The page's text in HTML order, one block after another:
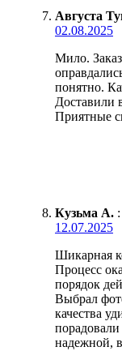
Августа
02.08.2025
Мило.
понятно.
Доставили
Приятные
Кузьма А. :
12.07.2025
Шикарная
Процесс
порядок
Выбрал
качества
надежной,